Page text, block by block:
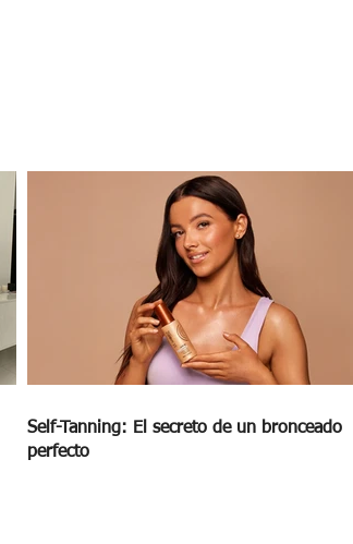
Self-Tanning: El secreto de un bronceado
perfecto